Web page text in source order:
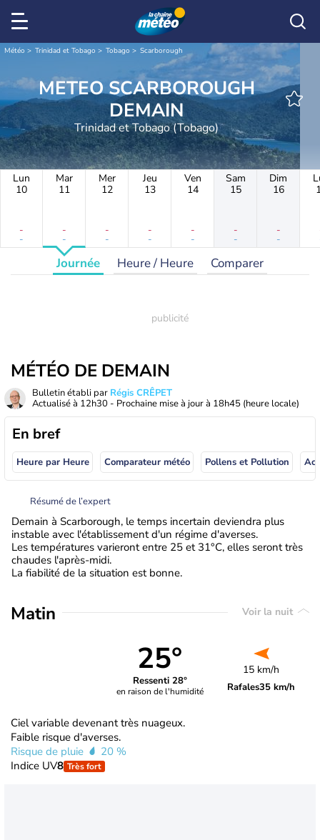
Météo Trinidad et Tobago Tobago Scarborough
METEO SCARBOROUGH
DEMAIN
Trinidad et Tobago (Tobago)
Lun
10
-
-
Mar
11
-
-
Mer
12
-
-
Jeu
13
-
-
Ven
14
-
-
Sam
15
-
-
Dim
16
-
-
Journée Heure / Heure Comparer
MÉTÉO DE DEMAIN
Bulletin établi par Régis CRÊPET
Actualisé à 12h30 - Prochaine mise à jour à 18h45 (heure locale)
En bref
Heure par Heure Comparateur météo Pollens et Pollution
Résumé de l’expert
Demain à Scarborough, le temps incertain deviendra plus
instable avec l'établissement d'un régime d'averses.
Les températures varieront entre 25 et 31°C, elles seront très
chaudes l'après-midi.
La fiabilité de la situation est bonne.
Matin Voir la nuit
25°
Ressenti 28°
en raison de l'humidité
15 km/h
Rafales35 km/h
Ciel variable devenant très nuageux.
Faible risque d'averses.
Risque de pluie
20 %
Indice UV8 Très fort